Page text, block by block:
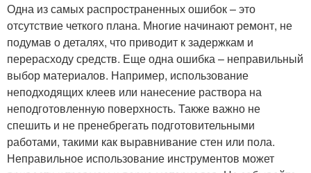
Одна из самых распространенных ошибок – это
отсутствие четкого плана. Многие начинают ремонт, не
подумав о деталях, что приводит к задержкам и
перерасходу средств. Еще одна ошибка – неправильный
выбор материалов. Например, использование
неподходящих клеев или нанесение раствора на
неподготовленную поверхность. Также важно не
спешить и не пренебрегать подготовительными
работами, такими как выравнивание стен или пола.
Неправильное использование инструментов может